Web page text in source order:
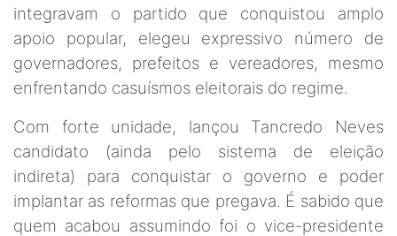
integravam o partido que conquistou amplo
apoio popular, elegeu expressivo número de
governadores, prefeitos e vereadores, mesmo
enfrentando casuísmos eleitorais do regime.
Com forte unidade, lançou Tancredo Neves
candidato (ainda pelo sistema de eleição
indireta) para conquistar o governo e poder
implantar as reformas que pregava. É sabido que
quem acabou assumindo foi o vice-presidente